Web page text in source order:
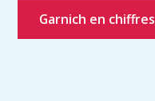
Garnich en chiffres